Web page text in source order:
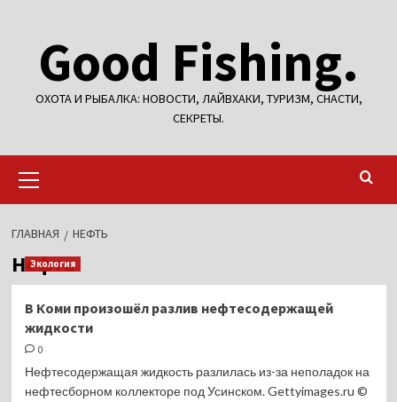
содержимому
Good Fishing.
ОХОТА И РЫБАЛКА: НОВОСТИ, ЛАЙВХАКИ, ТУРИЗМ, СНАСТИ,
СЕКРЕТЫ.
меню
ГЛАВНАЯ НЕФТЬ
Нефть
Экология
В Коми произошёл разлив нефтесодержащей
жидкости
0
Нефтесодержащая жидкость разлилась из-за неполадок на
нефтесборном коллекторе под Усинском. Gettyimages.ru ©